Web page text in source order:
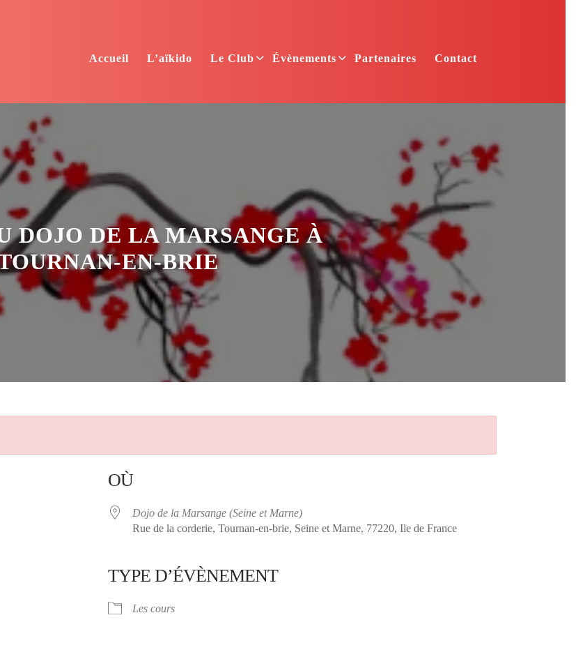
Accueil L’aïkido Le Club Évènements Partenaires Contact
DOJO DE LA MARSANGE À
EN-BRIE
iCalendar
OÙ
Dojo de la Marsange (Seine et Marne)
Rue de la corderie, Tournan-en-brie, Seine et Marne, 77220, Ile de France
TYPE D’ÉVÈNEMENT
Les cours